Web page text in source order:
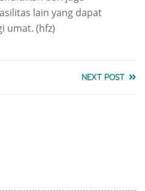
lain yang dapat
umat. (hfz)
NEXT POST